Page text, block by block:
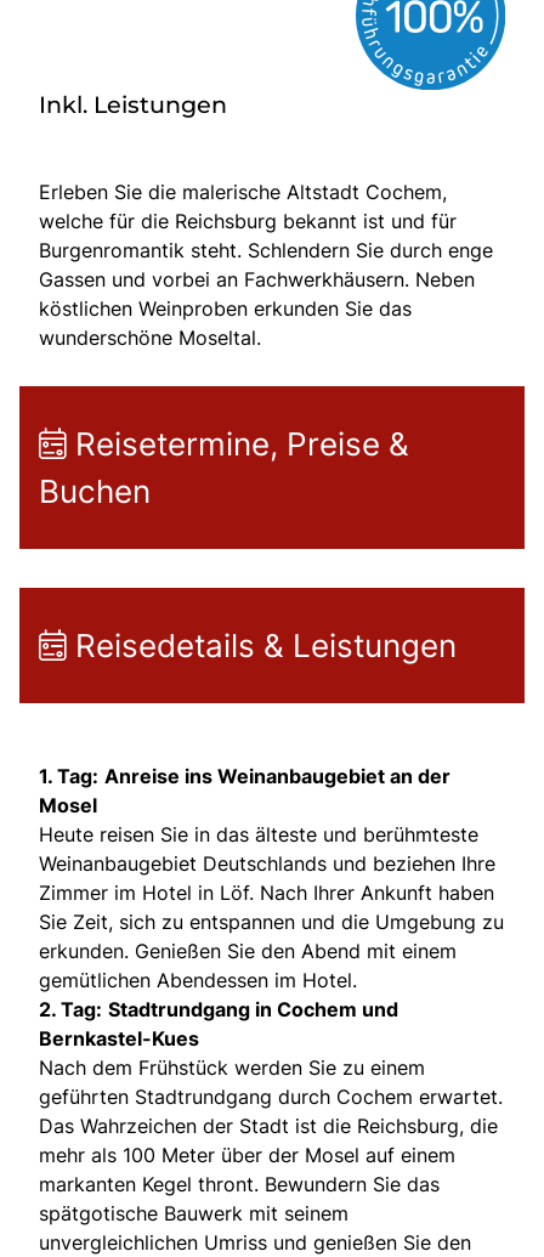
Inkl. Leistungen
Erleben Sie die malerische Altstadt Cochem,
welche für die Reichsburg bekannt ist und für
Burgenromantik steht. Schlendern Sie durch enge
Gassen und vorbei an Fachwerkhäusern. Neben
köstlichen Weinproben erkunden Sie das
wunderschöne Moseltal.
Reisetermine, Preise &
Buchen
Reisedetails & Leistungen
1. Tag: Anreise ins Weinanbaugebiet an der
Mosel
Heute reisen Sie in das älteste und berühmteste
Weinanbaugebiet Deutschlands und beziehen Ihre
Zimmer im Hotel in Löf. Nach Ihrer Ankunft haben
Sie Zeit, sich zu entspannen und die Umgebung zu
erkunden. Genießen Sie den Abend mit einem
gemütlichen Abendessen im Hotel.
2. Tag: Stadtrundgang in Cochem und
Bernkastel-Kues
Nach dem Frühstück werden Sie zu einem
geführten Stadtrundgang durch Cochem erwartet.
Das Wahrzeichen der Stadt ist die Reichsburg, die
mehr als 100 Meter über der Mosel auf einem
markanten Kegel thront. Bewundern Sie das
spätgotische Bauwerk mit seinem
unvergleichlichen Umriss und genießen Sie den